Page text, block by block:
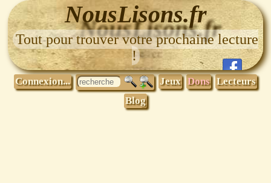
NousLisons.fr
Tout pour trouver votre prochaine lecture
!
Connexion... Jeux Dons Lecteurs
Blog